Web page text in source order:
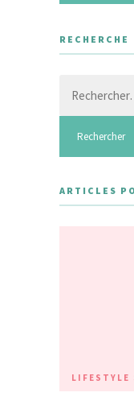
RECHERCHE
ARTICLES
LIFESTYLE